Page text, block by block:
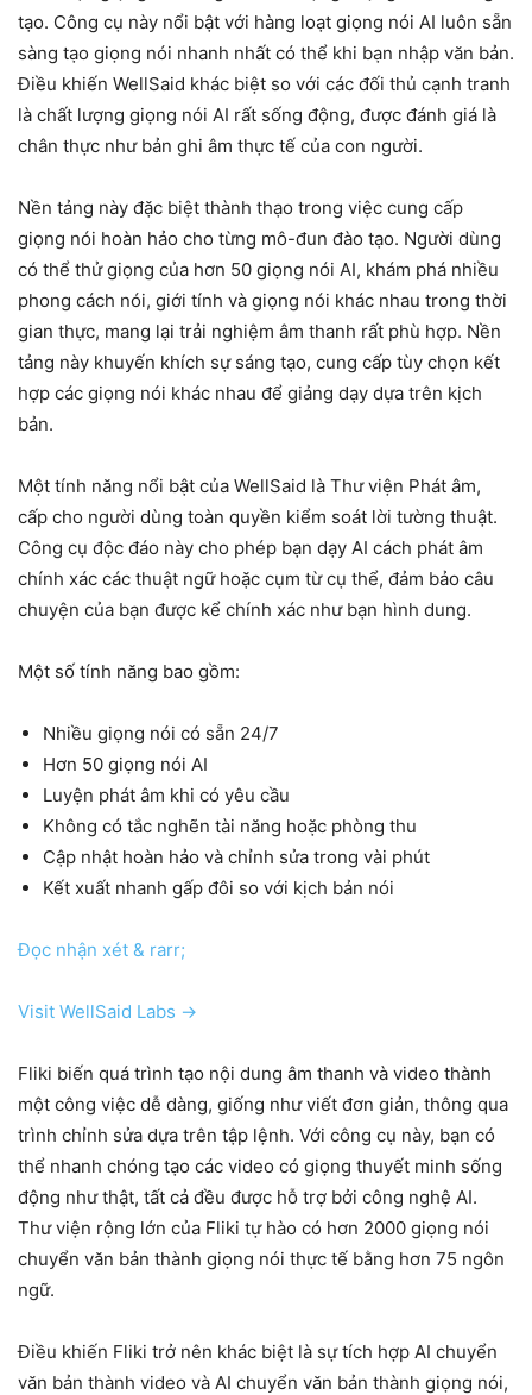
tạo. Công cụ này nổi bật với hàng loạt giọng nói AI luôn sẵn
sàng tạo giọng nói nhanh nhất có thể khi bạn nhập văn bản.
Điều khiến WellSaid khác biệt so với các đối thủ cạnh tranh
là chất lượng giọng nói AI rất sống động, được đánh giá là
chân thực như bản ghi âm thực tế của con người.
Nền tảng này đặc biệt thành thạo trong việc cung cấp
giọng nói hoàn hảo cho từng mô-đun đào tạo. Người dùng
có thể thử giọng của hơn 50 giọng nói AI, khám phá nhiều
phong cách nói, giới tính và giọng nói khác nhau trong thời
gian thực, mang lại trải nghiệm âm thanh rất phù hợp. Nền
tảng này khuyến khích sự sáng tạo, cung cấp tùy chọn kết
hợp các giọng nói khác nhau để giảng dạy dựa trên kịch
bản.
Một tính năng nổi bật của WellSaid là Thư viện Phát âm,
cấp cho người dùng toàn quyền kiểm soát lời tường thuật.
Công cụ độc đáo này cho phép bạn dạy AI cách phát âm
chính xác các thuật ngữ hoặc cụm từ cụ thể, đảm bảo câu
chuyện của bạn được kể chính xác như bạn hình dung.
Một số tính năng bao gồm:
Nhiều giọng nói có sẵn 24/7
Hơn 50 giọng nói AI
Luyện phát âm khi có yêu cầu
Không có tắc nghẽn tài năng hoặc phòng thu
Cập nhật hoàn hảo và chỉnh sửa trong vài phút
Kết xuất nhanh gấp đôi so với kịch bản nói
Đọc nhận xét & rarr;
Visit WellSaid Labs →
Fliki biến quá trình tạo nội dung âm thanh và video thành
một công việc dễ dàng, giống như viết đơn giản, thông qua
trình chỉnh sửa dựa trên tập lệnh. Với công cụ này, bạn có
thể nhanh chóng tạo các video có giọng thuyết minh sống
động như thật, tất cả đều được hỗ trợ bởi công nghệ AI.
Thư viện rộng lớn của Fliki tự hào có hơn 2000 giọng nói
chuyển văn bản thành giọng nói thực tế bằng hơn 75 ngôn
ngữ.
Điều khiến Fliki trở nên khác biệt là sự tích hợp AI chuyển
văn bản thành video và AI chuyển văn bản thành giọng nói,